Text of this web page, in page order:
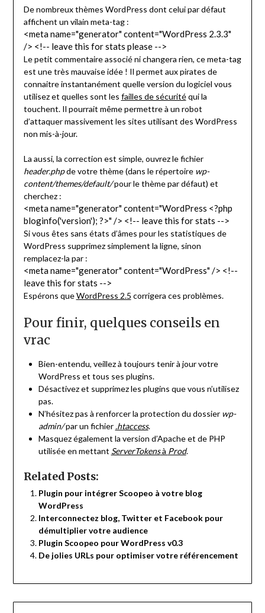
De nombreux thèmes WordPress dont celui par défaut
affichent un vilain meta-tag :
<meta name="generator" content="WordPress 2.3.3"
/> <!-- leave this for stats please -->
Le petit commentaire associé ni changera rien, ce meta-tag
est une très mauvaise idée ! Il permet aux pirates de
connaitre instantanément quelle version du logiciel vous
utilisez et quelles sont les failles de sécuritéqui la
touchent. Il pourrait même permettre à un robot
d’attaquer massivement les sites utilisant des WordPress
non mis-à-jour.
La aussi, la correction est simple, ouvrez le fichier
header.phpde votre thème (dans le répertoire wp-
content/themes/default/pour le thème par défaut) et
cherchez :
<meta name="generator" content="WordPress <?php
bloginfo('version'); ?>" /> <!-- leave this for stats -->
Si vous êtes sans états d’âmes pour les statistiques de
WordPress supprimez simplement la ligne, sinon
remplacez-la par :
<meta name="generator" content="WordPress" /> <!--
leave this for stats -->
Espérons queWordPress 2.5 corrigera ces problèmes.
Pour finir, quelques conseils en
vrac
Bien-entendu, veillez à toujours tenir à jour votre
WordPress et tous ses plugins.
Désactivez et supprimez les plugins que vous n’utilisez
pas.
N’hésitez pas à renforcer la protection du dossier wp-
admin/par un fichier .htaccess.
Masquez également la version d’Apache et de PHP
utilisée en mettant ServerTokensà Prod.
Related Posts:
Plugin pour intégrer Scoopeo à votre blog
WordPress
Interconnectez blog, Twitter et Facebook pour
démultiplier votre audience
Plugin Scoopeo pour WordPress v0.3
De jolies URLs pour optimiser votre référencement